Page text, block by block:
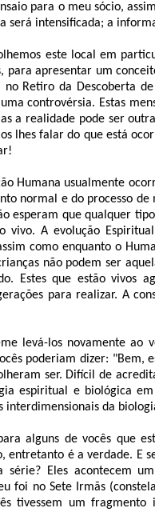
para o meu sócio,
será intensificada; a
este local em
para apresentar um
no Retiro da Descoberta
controvérsia. Estas
a realidade pode ser
lhes falar do que está
Humana usualmente
normal e do processo
esperam que qualquer
vivo. A evolução
como enquanto o
não podem ser
Estes que estão vivos
para realizar. A
me levá-los novamente ao
poderiam dizer: "Bem,
ser. Difícil de
espiritual e biológica
interdimensionais da
alguns de vocês que
entretanto é a verdade. E
série? Eles acontecem
foi no Sete Irmãs
tivessem um